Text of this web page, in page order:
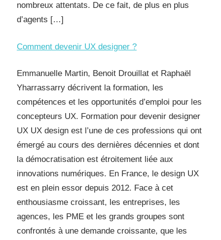
nombreux attentats. De ce fait, de plus en plus
d’agents […]
Comment devenir UX designer ?
Emmanuelle Martin, Benoit Drouillat et Raphaël
Yharrassarry décrivent la formation, les
compétences et les opportunités d’emploi pour les
concepteurs UX. Formation pour devenir designer
UX UX design est l’une de ces professions qui ont
émergé au cours des dernières décennies et dont
la démocratisation est étroitement liée aux
innovations numériques. En France, le design UX
est en plein essor depuis 2012. Face à cet
enthousiasme croissant, les entreprises, les
agences, les PME et les grands groupes sont
confrontés à une demande croissante, que les